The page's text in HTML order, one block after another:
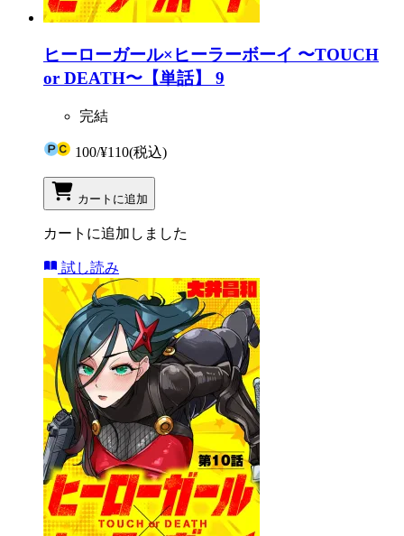
ヒーローガール×ヒーラーボーイ 〜TOUCH
or DEATH〜【単話】 9
完結
100/¥110(税込)
カートに追加
カートに追加しました
試し読み